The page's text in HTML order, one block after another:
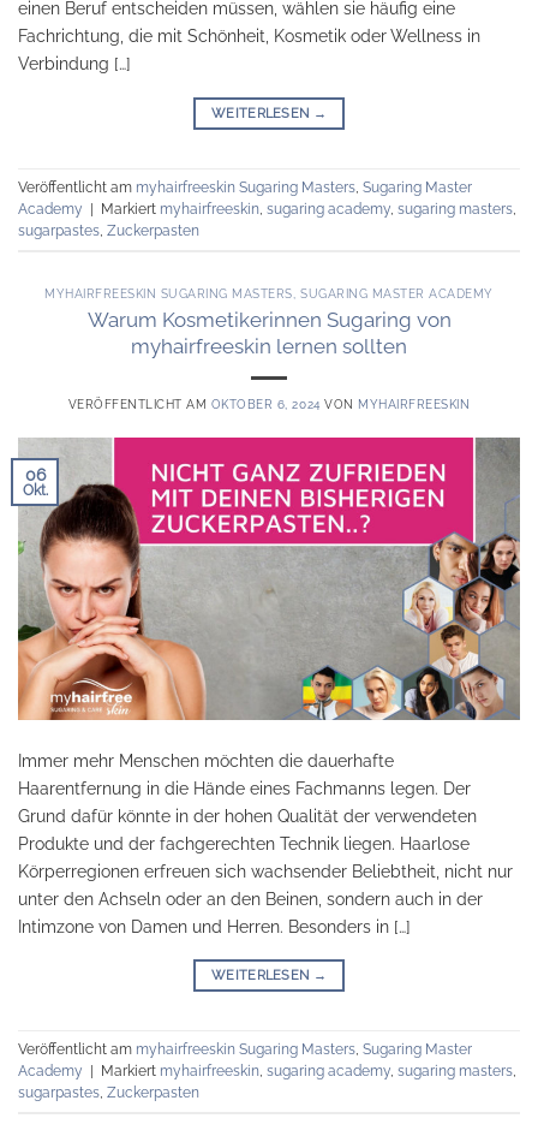
einen Beruf entscheiden müssen, wählen sie häufig eine
Fachrichtung, die mit Schönheit, Kosmetik oder Wellness in
Verbindung […]
WEITERLESEN →
Veröffentlicht am myhairfreeskin Sugaring Masters Sugaring Master
Academy | Markiert myhairfreeskin sugaring academy sugaring masters
sugarpastes Zuckerpasten
MYHAIRFREESKIN SUGARING MASTERS ,SUGARING MASTER ACADEMY
Warum Kosmetikerinnen Sugaring von
myhairfreeskin lernen sollten
VERÖFFENTLICHT AM OKTOBER 6, 2024 VON MYHAIRFREESKIN
06
Okt.
Immer mehr Menschen möchten die dauerhafte
Haarentfernung in die Hände eines Fachmanns legen. Der
Grund dafür könnte in der hohen Qualität der verwendeten
Produkte und der fachgerechten Technik liegen. Haarlose
Körperregionen erfreuen sich wachsender Beliebtheit, nicht nur
unter den Achseln oder an den Beinen, sondern auch in der
Intimzone von Damen und Herren. Besonders in […]
WEITERLESEN →
Veröffentlicht am myhairfreeskin Sugaring Masters, Sugaring Master
Academy
Markiert myhairfreeskin, sugaring academy, sugaring masters,
sugarpastes, Zuckerpasten